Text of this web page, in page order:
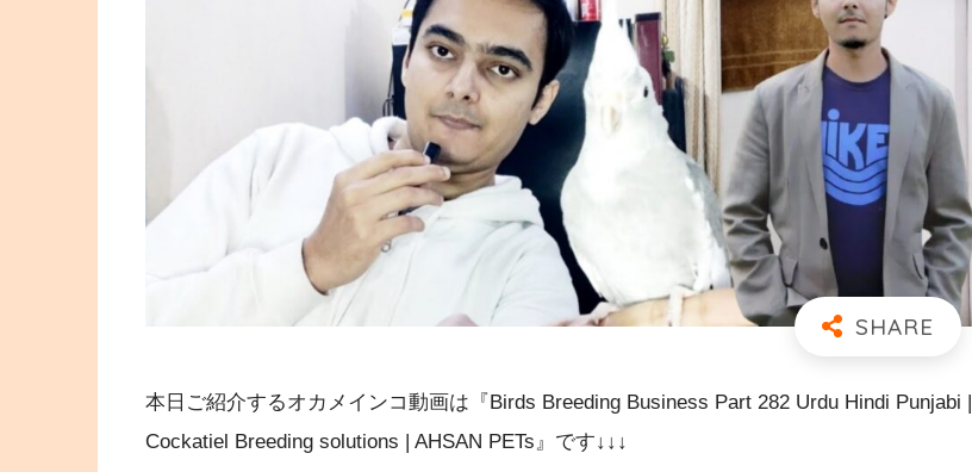
本日ご紹介するオカメインコ動画は『Birds Breeding Business Part 282 Urdu Hindi Punjabi |
Cockatiel Breeding solutions | AHSAN PETs』です↓↓↓